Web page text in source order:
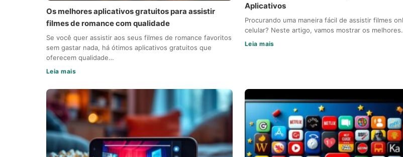
Os melhores aplicativos gratuitos para assistir
filmes de romance com qualidade
Se você quer assistir aos seus filmes de romance favoritos
sem gastar nada, há ótimos aplicativos gratuitos que
oferecem qualidade…
Leia mais
Aplicativos
Procurando uma maneira fácil de assistir filmes
celular? Neste artigo, vamos mostrar os
Leia mais